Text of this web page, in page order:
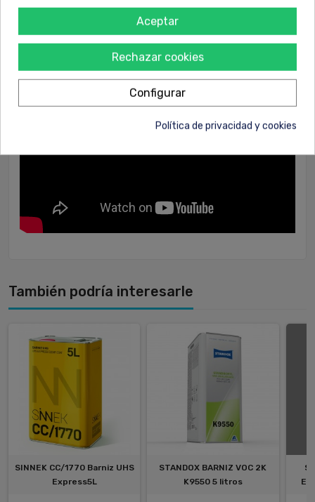
También podría interesarle
SINNEK CC/1770 Barniz UHS
Express5L
STANDOX BARNIZ VOC 2K
K9550 5 litros
Aceptar
Rechazar cookies
Configurar
Política de privacidad y cookies